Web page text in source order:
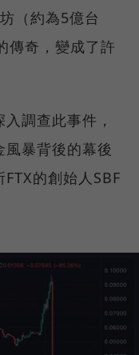
（約為5億台
傳奇，變成了許
調查此事件，
暴背後的幕後
的創始人SBF